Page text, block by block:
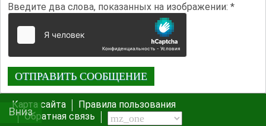
Введите два слова, показанных на изображении: *
Карта сайта
Правила пользования
Обратная связь
Вниз